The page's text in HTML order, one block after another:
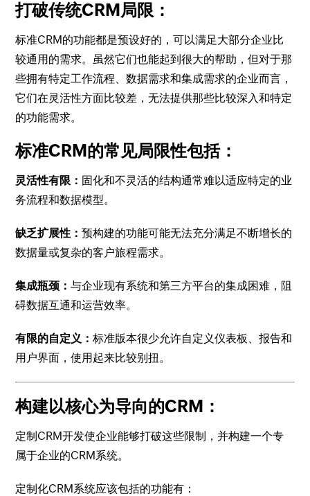
打破传统CRM局限：
标准CRM的功能都是预设好的，可以满足大部分企业比
较通用的需求。虽然它们也能起到很大的帮助，但对于那
些拥有特定工作流程、数据需求和集成需求的企业而言，
它们在灵活性方面比较差，无法提供那些比较深入和特定
的功能需求。
标准CRM的常见局限性包括：
灵活性有限： 固化和不灵活的结构通常难以适应特定的业
务流程和数据模型。
缺乏扩展性：预构建的功能可能无法充分满足不断增长的
数据量或复杂的客户旅程需求。
集成瓶颈：与企业现有系统和第三方平台的集成困难，阻
碍数据互通和运营效率。
有限的自定义：标准版本很少允许自定义仪表板、报告和
用户界面，使用起来比较别扭。
构建以核心为导向的CRM：
定制CRM开发使企业能够打破这些限制，并构建一个专
属于企业的CRM系统。
定制化CRM系统应该包括的功能有：